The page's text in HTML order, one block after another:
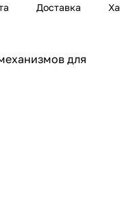
Доставка
для